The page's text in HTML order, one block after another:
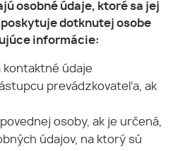
osobné údaje, ktoré sa jej
dotknutej osobe
informácie:
kontaktné údaje
prevádzkovateľa, ak
osoby, ak je určená,
údajov, na ktorý sú